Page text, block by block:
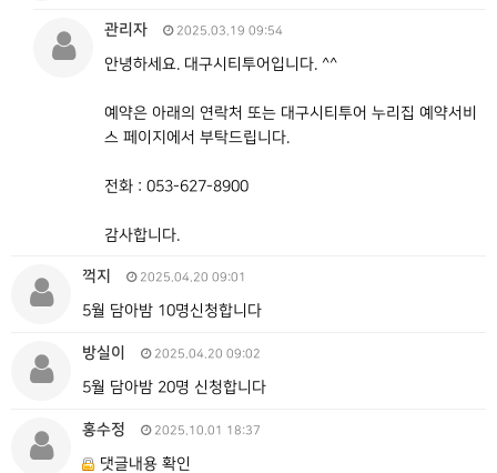
관리자 2025.03.19 09:54
안녕하세요. 대구시티투어입니다. ^^
예약은 아래의 연락처 또는 대구시티투어 누리집 예약서비
스 페이지에서 부탁드립니다.
전화 : 053-627-8900
감사합니다.
꺽지 2025.04.20 09:01
5월 담아밤 10명신청합니다
방실이 2025.04.20 09:02
5월 담아밤 20명 신청합니다
홍수정 2025.10.01 18:37
댓글내용 확인